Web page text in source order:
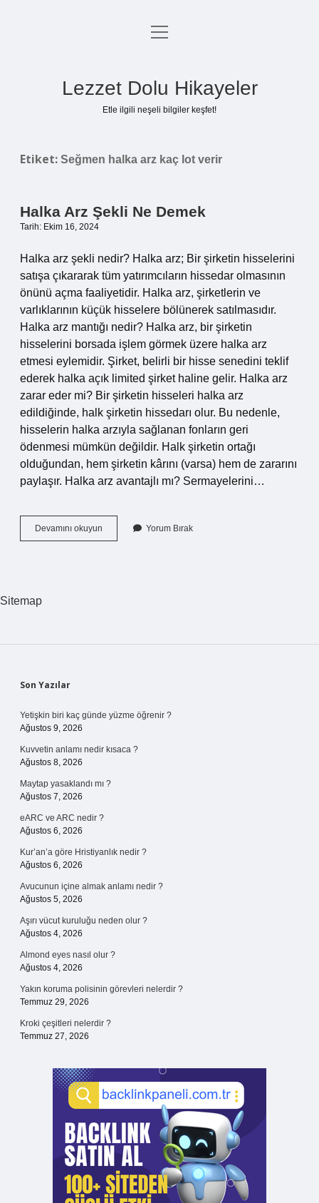
Anasayfa
menüyü
Lezzet Dolu Hikayeler
Etle ilgili neşeli bilgiler keşfet!
Etiket: Seğmen halka arz kaç lot verir
Halka Arz Şekli Ne Demek
Tarih: Ekim 16, 2024
Halka arz şekli nedir? Halka arz; Bir şirketin hisselerini
satışa çıkararak tüm yatırımcıların hissedar olmasının
önünü açma faaliyetidir. Halka arz, şirketlerin ve
varlıklarının küçük hisselere bölünerek satılmasıdır.
Halka arz mantığı nedir? Halka arz, bir şirketin
hisselerini borsada işlem görmek üzere halka arz
etmesi eylemidir. Şirket, belirli bir hisse senedini teklif
ederek halka açık limited şirket haline gelir. Halka arz
zarar eder mi? Bir şirketin hisseleri halka arz
edildiğinde, halk şirketin hissedarı olur. Bu nedenle,
hisselerin halka arzıyla sağlanan fonların geri
ödenmesi mümkün değildir. Halk şirketin ortağı
olduğundan, hem şirketin kârını (varsa) hem de zararını
paylaşır. Halka arz avantajlı mı? Sermayelerini…
Devamını okuyun
Arz
Yorum Bırak
Sitemap
Sidebar
Son Yazılar
Yetişkin biri kaç günde yüzme öğrenir ?
Ağustos 9, 2026
Kuvvetin anlamı nedir kısaca ?
Ağustos 8, 2026
Maytap yasaklandı mı ?
Ağustos 7, 2026
eARC ve ARC nedir ?
Ağustos 6, 2026
Kur’an’a göre Hristiyanlık nedir ?
Ağustos 6, 2026
Avucunun içine almak anlamı nedir ?
Ağustos 5, 2026
Aşırı vücut kuruluğu neden olur ?
Ağustos 4, 2026
Almond eyes nasıl olur ?
Ağustos 4, 2026
Yakın koruma polisinin görevleri nelerdir ?
Temmuz 29, 2026
Kroki çeşitleri nelerdir ?
Temmuz 27, 2026